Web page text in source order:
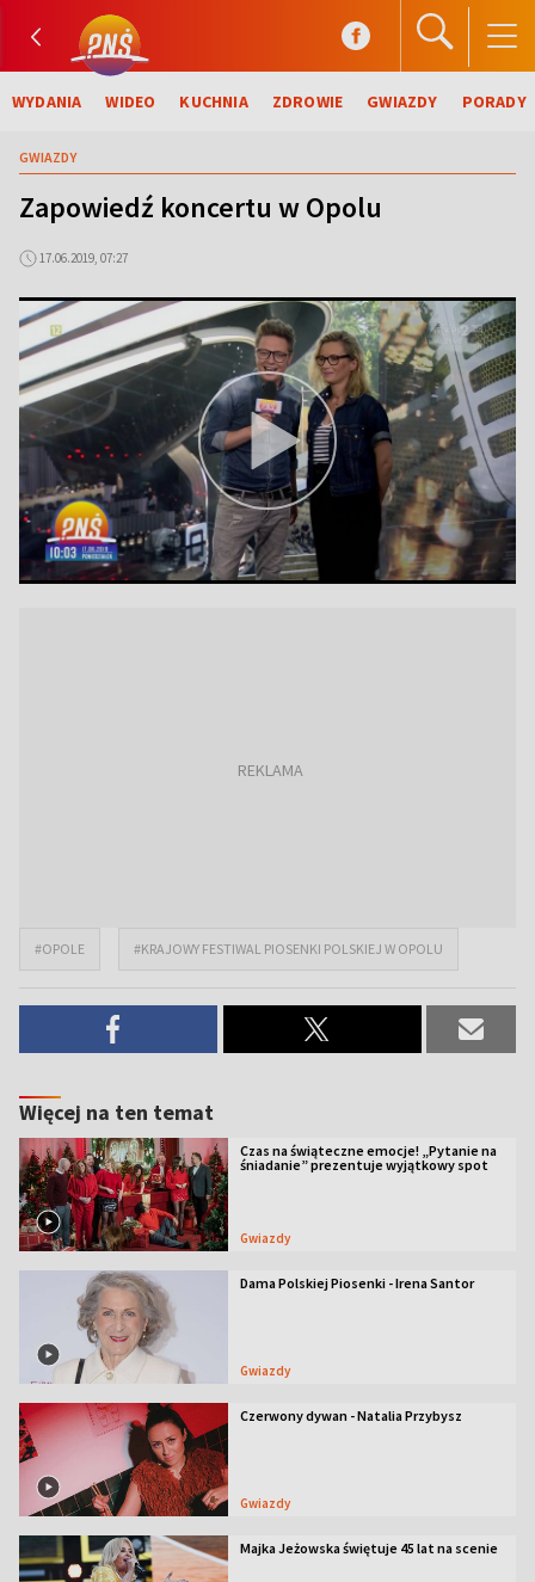
WYDANIA WIDEO KUCHNIA ZDROWIE GWIAZDY PORADY
GWIAZDY
Zapowiedź koncertu w Opolu
17.06.2019, 07:27
#OPOLE #KRAJOWY FESTIWAL PIOSENKI POLSKIEJ W OPOLU
Więcej na ten temat
Czas na świąteczne emocje! „Pytanie na
śniadanie” prezentuje wyjątkowy spot
Gwiazdy
Dama Polskiej Piosenki - Irena Santor
Gwiazdy
Czerwony dywan - Natalia Przybysz
Gwiazdy
Majka Jeżowska świętuje 45 lat na scenie